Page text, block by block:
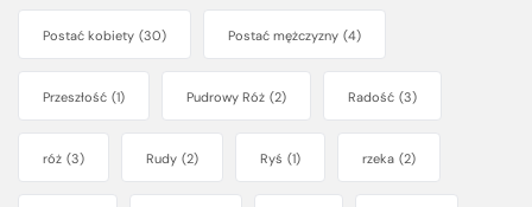
Postać kobiety (30) Postać mężczyzny (4)
Przeszłość (1) Pudrowy Róż (2) Radość (3)
róż (3) Rudy (2) Ryś (1) rzeka (2)